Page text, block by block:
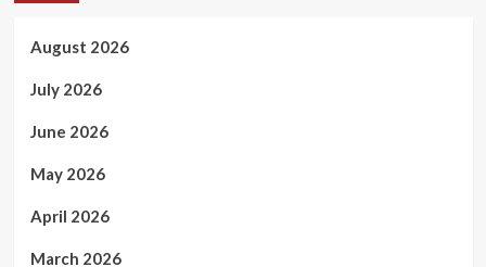
August 2026
July 2026
June 2026
May 2026
April 2026
March 2026